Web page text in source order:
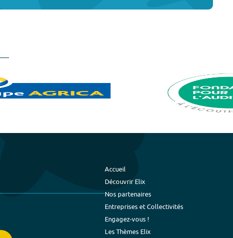
Accueil
Découvrir Elix
Nos partenaires
Entreprises et Collectivités
Engagez-vous !
Les Thèmes Elix